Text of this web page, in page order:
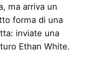
ma arriva un
forma di una
inviate una
Ethan White.